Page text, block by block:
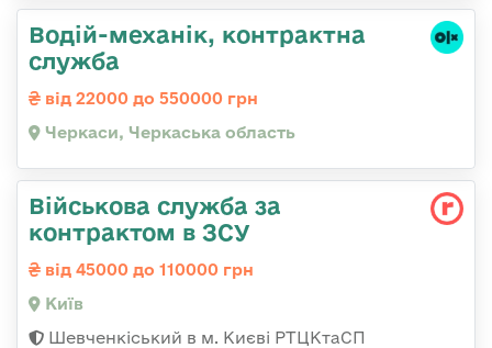
Водій-механік, контрактна
служба
від 22000 до 550000 грн
Черкаси, Черкаська область
Військова служба за
контрактом в ЗСУ
від 45000 до 110000 грн
Київ
Шевченкіський в м. Києві РТЦКтаСП